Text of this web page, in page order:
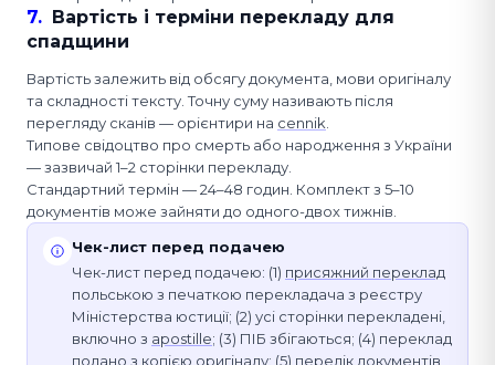
7. Вартість і терміни перекладу для
спадщини
Вартість залежить від обсягу документа, мови оригіналу
та складності тексту. Точну суму називають після
перегляду сканів — орієнтири на cennik
Типове свідоцтво про смерть або народження з України
— зазвичай 1–2 сторінки перекладу.
Стандартний термін — 24–48 годин. Комплект з 5–10
документів може зайняти до одного-двох тижнів.
Чек-лист перед подачею
Чек-лист перед подачею: (1) присяжний переклад
польською з печаткою перекладача з реєстру
Міністерства юстиції; (2) усі сторінки перекладені,
включно з apostille; (3) ПІБ збігаються; (4) переклад
подано з копією оригіналу; (5) перелік документів